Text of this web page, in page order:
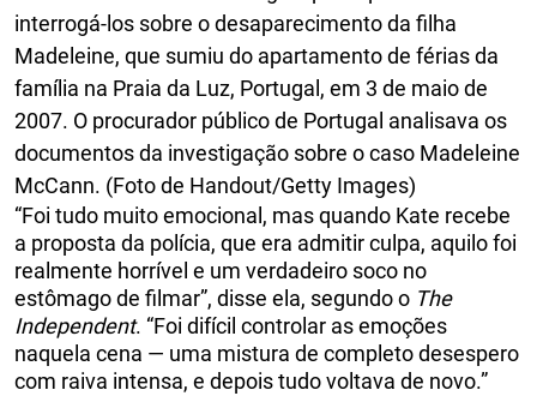
interrogá-los sobre o desaparecimento da filha
Madeleine, que sumiu do apartamento de férias da
família na Praia da Luz, Portugal, em 3 de maio de
2007. O procurador público de Portugal analisava os
documentos da investigação sobre o caso Madeleine
McCann. (Foto de Handout/Getty Images)
“Foi tudo muito emocional, mas quando Kate recebe
a proposta da polícia, que era admitir culpa, aquilo foi
realmente horrível e um verdadeiro soco no
estômago de filmar”, disse ela, segundo o The
Independent. “Foi difícil controlar as emoções
naquela cena — uma mistura de completo desespero
com raiva intensa, e depois tudo voltava de novo.”